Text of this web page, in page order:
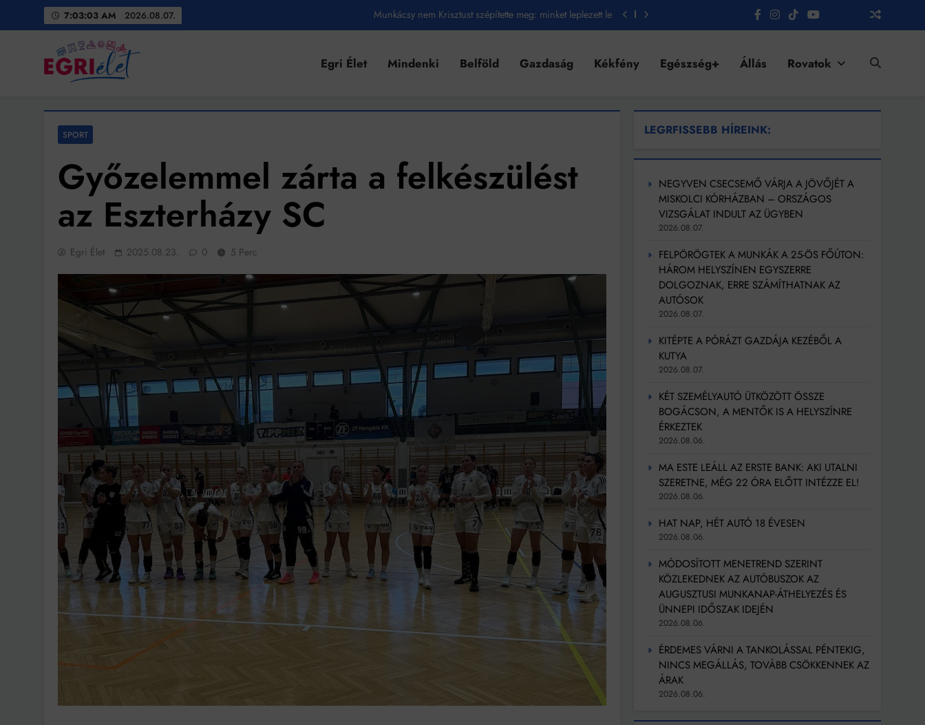
7:03:05 AM 2026.08.07.
Munkácsy nem Krisztust szépítette meg: minket leplezett le
Amikor a Tetris boldogabbá tesz, mint a szerelem
Ki akarsz törni. De miből?
Az öregség nem csak ránc?
Mindenki a világot akarja uralni – de nem csak a 80-as években
Bitumenes lapostetők: a bevált technológia akkor működik, ha jól van felújítva
Ingatlanpiaci szakértők szerint akár 5 százalékkal is nőhetnek a bérleti díjak a ponthatárhirdetés
után az egyetemi városokban
Munkácsy nem Krisztust szépítette meg: minket leplezett le
Ahol köszönnek, ott még van város
Amikor a Tetris boldogabbá tesz, mint a szerelem
Létezik tökéletes élet: Truman is elhitte
Karinthy Frigyes: a zseni, aki belenézett a saját koponyájába
Ki akarsz törni. De miből?
Az öregség nem csak ránc?
Az ördög még mindig Pradát visel. De te miért öltözöl hozzá?
Móricz Zsigmond: falusi író vagy boncmester?
Mindenki a világot akarja uralni – de nem csak a 80-as években
Bitumenes lapostetők: a bevált technológia akkor működik, ha jól van felújítva
Egri Élet
Egri Élet Mindenki Belföld Gazdaság Kékfény Egészség+ Állás Rovatok
SPORT
Győzelemmel zárta a felkészülést
az Eszterházy SC
Egri Élet 2025.08.23. 0 5 Perc
LEGRFISSEBB HÍREINK:
NEGYVEN CSECSEMŐ VÁRJA A JÖVŐJÉT A
MISKOLCI KÓRHÁZBAN – ORSZÁGOS
VIZSGÁLAT INDULT AZ ÜGYBEN
2026.08.07.
FELPÖRÖGTEK A MUNKÁK A 25-ÖS FŐÚTON:
HÁROM HELYSZÍNEN EGYSZERRE
DOLGOZNAK, ERRE SZÁMÍTHATNAK AZ
AUTÓSOK
2026.08.07.
KITÉPTE A PÓRÁZT GAZDÁJA KEZÉBŐL A
KUTYA
2026.08.07.
KÉT SZEMÉLYAUTÓ ÜTKÖZÖTT ÖSSZE
BOGÁCSON, A MENTŐK IS A HELYSZÍNRE
ÉRKEZTEK
2026.08.06.
MA ESTE LEÁLL AZ ERSTE BANK: AKI UTALNI
SZERETNE, MÉG 22 ÓRA ELŐTT INTÉZZE EL!
2026.08.06.
HAT NAP, HÉT AUTÓ 18 ÉVESEN
2026.08.06.
MÓDOSÍTOTT MENETREND SZERINT
KÖZLEKEDNEK AZ AUTÓBUSZOK AZ
AUGUSZTUSI MUNKANAP-ÁTHELYEZÉS ÉS
ÜNNEPI IDŐSZAK IDEJÉN
2026.08.06.
ÉRDEMES VÁRNI A TANKOLÁSSAL PÉNTEKIG,
NINCS MEGÁLLÁS, TOVÁBB CSÖKKENNEK AZ
ÁRAK
2026.08.06.